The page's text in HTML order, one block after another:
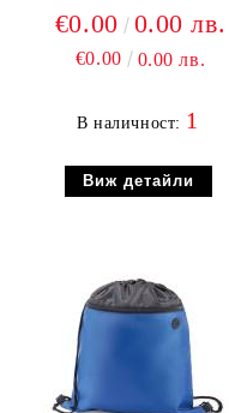
€0.00 0.00 лв.
€0.00 0.00 лв.
В наличност: 1
Виж детайли